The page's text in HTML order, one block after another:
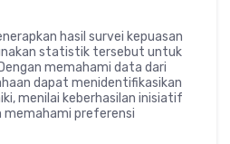
hasil survei kepuasan
statistik tersebut untuk
memahami data dari
dapat menidentifikasikan
menilai keberhasilan inisiatif
memahami preferensi